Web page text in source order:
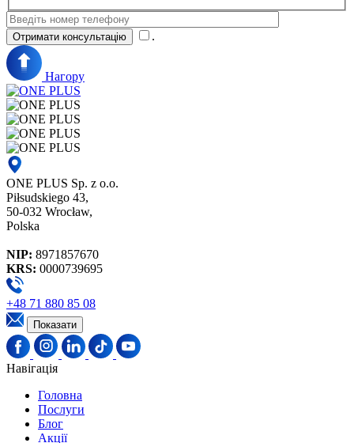
.
Нагору
ONE PLUS Sp. z o.o.
Piłsudskiego 43,
50-032 Wrocław,
Polska
NIP: 8971857670
KRS: 0000739695
+48 71 880 85 08
Показати
Навігація
Головна
Послуги
Блог
Акції